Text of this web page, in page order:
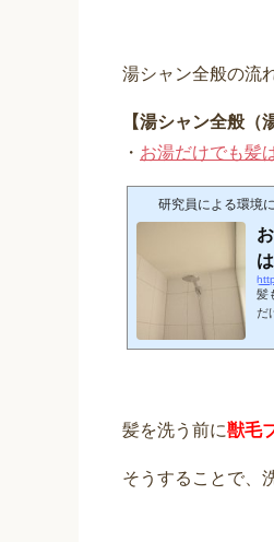
ッ
湯シャン全般の流
【湯シャン全般（
・ お湯だけでも髪
研究員による環境
髪
だ
ま
や
髪を洗う前に獣毛
そうすることで、